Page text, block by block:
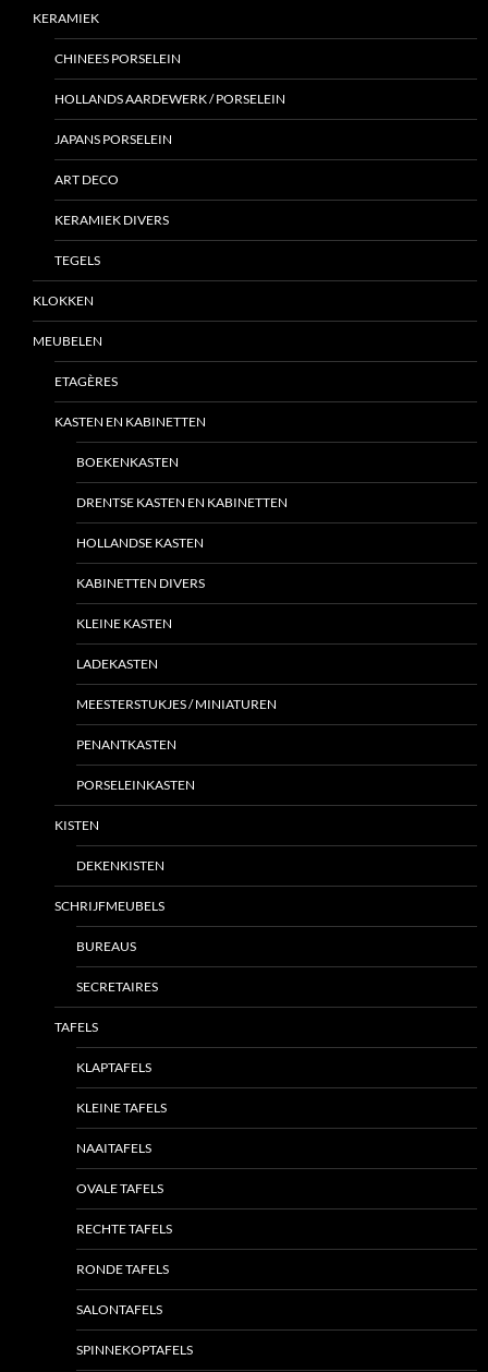
KERAMIEK
CHINEES PORSELEIN
HOLLANDS AARDEWERK / PORSELEIN
JAPANS PORSELEIN
ART DECO
KERAMIEK DIVERS
TEGELS
KLOKKEN
MEUBELEN
ETAGÈRES
KASTEN EN KABINETTEN
BOEKENKASTEN
DRENTSE KASTEN EN KABINETTEN
HOLLANDSE KASTEN
KABINETTEN DIVERS
KLEINE KASTEN
LADEKASTEN
MEESTERSTUKJES / MINIATUREN
PENANTKASTEN
PORSELEINKASTEN
KISTEN
DEKENKISTEN
SCHRIJFMEUBELS
BUREAUS
SECRETAIRES
TAFELS
KLAPTAFELS
KLEINE TAFELS
NAAITAFELS
OVALE TAFELS
RECHTE TAFELS
RONDE TAFELS
SALONTAFELS
SPINNEKOPTAFELS